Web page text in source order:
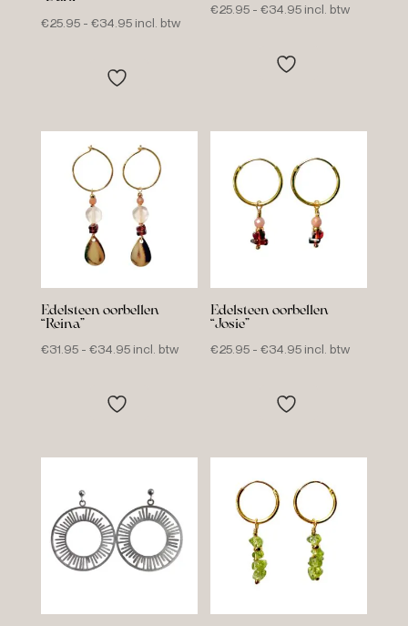
€25.95 - €34.95Prijsklasse:
incl. btw
€25.95 - €34.95Prijsklasse:
incl. btw
Edelsteen oorbellen
“Reina”
€31.95 - €34.95Prijsklasse:
incl. btw
Edelsteen oorbellen
“Josie”
€25.95 - €34.95Prijsklasse:
incl. btw